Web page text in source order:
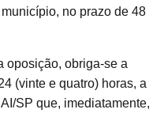
no prazo de 48
oposição, obriga-se a
(vinte e quatro) horas, a
SP que, imediatamente,